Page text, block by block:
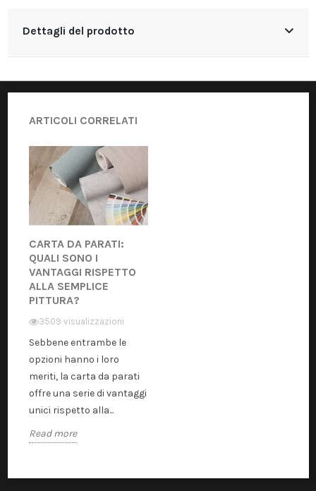
Dettagli del prodotto
ARTICOLI CORRELATI
CARTA DA PARATI:
QUALI SONO I
VANTAGGI RISPETTO
ALLA SEMPLICE
PITTURA?
3509 visualizzazioni
Sebbene entrambe le
opzioni hanno i loro
meriti, la carta da parati
offre una serie di vantaggi
unici rispetto alla...
Read more